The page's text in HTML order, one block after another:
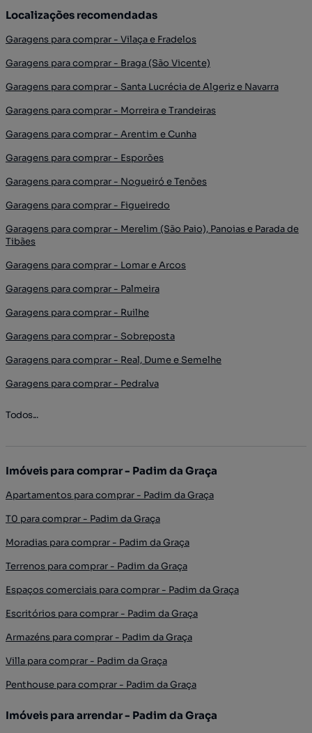
Localizações recomendadas
Garagens para comprar - Vilaça e Fradelos
Garagens para comprar - Braga (São Vicente)
Garagens para comprar - Santa Lucrécia de Algeriz e Navarra
Garagens para comprar - Morreira e Trandeiras
Garagens para comprar - Arentim e Cunha
Garagens para comprar - Esporões
Garagens para comprar - Nogueiró e Tenões
Garagens para comprar - Figueiredo
Garagens para comprar - Merelim (São Paio), Panoias e Parada de
Tibães
Garagens para comprar - Lomar e Arcos
Garagens para comprar - Palmeira
Garagens para comprar - Ruilhe
Garagens para comprar - Sobreposta
Garagens para comprar - Real, Dume e Semelhe
Garagens para comprar - Pedralva
Todos...
Imóveis para comprar - Padim da Graça
Apartamentos para comprar - Padim da Graça
T0 para comprar - Padim da Graça
Moradias para comprar - Padim da Graça
Terrenos para comprar - Padim da Graça
Espaços comerciais para comprar - Padim da Graça
Escritórios para comprar - Padim da Graça
Armazéns para comprar - Padim da Graça
Villa para comprar - Padim da Graça
Penthouse para comprar - Padim da Graça
Imóveis para arrendar - Padim da Graça